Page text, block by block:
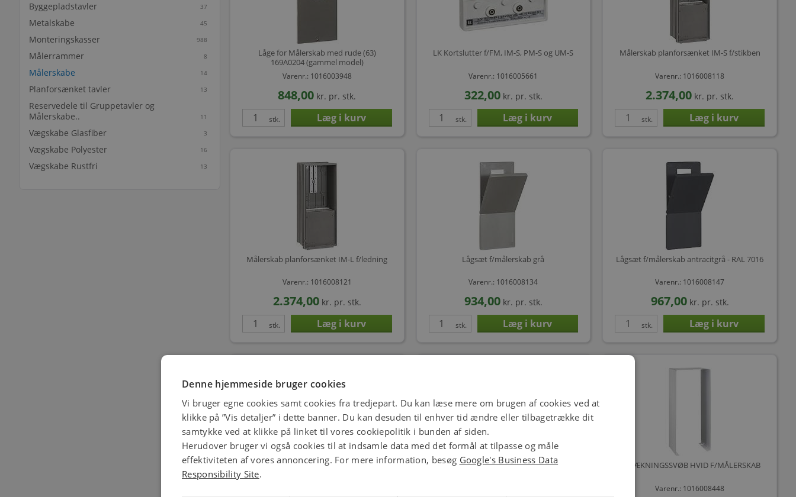
Byggepladstavler 37
Metalskabe 45
Monteringskasser 988
Målerrammer 8
Målerskabe 14
Planforsænket tavler 13
Reservedele til Gruppetavler og
Målerskabe..
11
Vægskabe Glasfiber 3
Vægskabe Polyester 16
Vægskabe Rustfri 13
Låge for Målerskab med rude (63)
169A0204 (gammel model)
Varenr.: 1016003948
848,00 kr. pr. stk.
stk.
LK Kortslutter f/FM, IM-S, PM-S og UM-S
Varenr.: 1016005661
322,00 kr. pr. stk.
stk.
Målerskab planforsænket IM-S f/stikben
Varenr.: 1016008118
2.374,00 kr. pr. stk.
stk.
Målerskab planforsænket IM-L f/ledning
Varenr.: 1016008121
2.374,00 kr. pr. stk.
stk.
Lågsæt f/målerskab grå
Varenr.: 1016008134
934,00 kr. pr. stk.
stk.
Lågsæt f/målerskab antracitgrå - RAL 7016
Varenr.: 1016008147
967,00 kr. pr. stk.
stk.
Lågsæt f/målerskab hvid AFDÆKNINGSSVØB GRÅ F/MÅLERSKAB AFDÆKNINGSSVØB HVID F/MÅLERSKAB
Varenr.: 1016008448
Denne hjemmeside bruger cookies
Vi bruger egne cookies samt cookies fra tredjepart. Du kan læse mere om brugen af cookies ved at
klikke på ”Vis detaljer” i dette banner. Du kan desuden til enhver tid ændre eller tilbagetrække dit
samtykke ved at klikke på linket til vores cookiepolitik i bunden af siden.
Herudover bruger vi også cookies til at indsamle data med det formål at tilpasse og måle
effektiviteten af vores annoncering. For mere information, besøg Google's Business Data
Responsibility Site.